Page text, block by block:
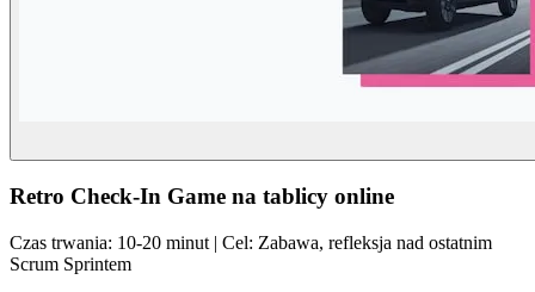
Retro Check-In Game na tablicy online
Czas trwania: 10-20 minut | Cel: Zabawa, refleksja nad ostatnim
Scrum Sprintem